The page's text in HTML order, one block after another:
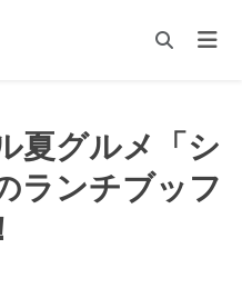
夏グルメ「シ
ランチブッフ